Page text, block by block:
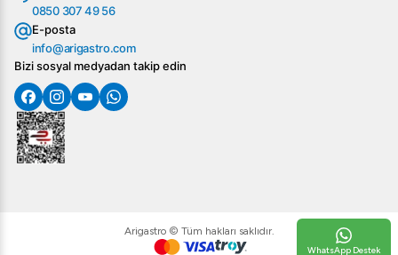
WhatsApp Destek
0850 307 49 56
E-posta
info@arigastro.com
Bizi sosyal medyadan takip edin
Arigastro © Tüm hakları saklıdır.